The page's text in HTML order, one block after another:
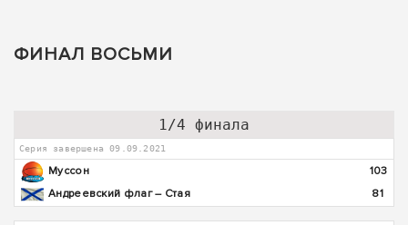
ФИНАЛ ВОСЬМИ
1/4 финала
Серия завершена 09.09.2021
Муссон
103
Андреевский флаг – Стая
81